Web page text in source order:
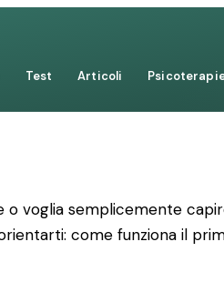
Test Articoli
voglia semplicemente
come funziona il